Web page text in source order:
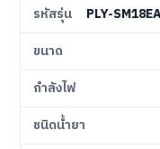
รหัสรุ่น
PLY-
ขนาด
กำลังไฟ
ชนิดน้ำยา